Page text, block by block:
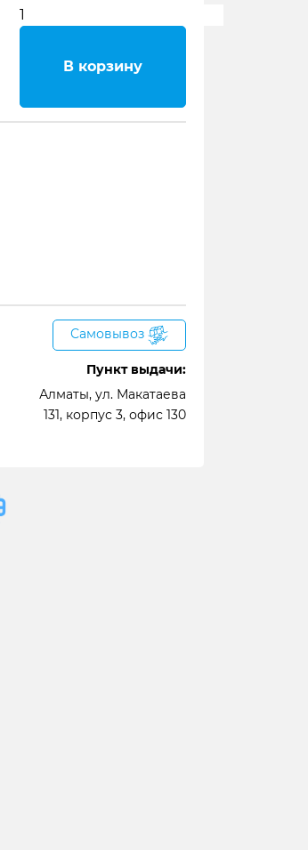
В корзину
Самовывоз
Пункт выдачи:
Алматы, ул. Макатаева
131, корпус 3, офис 130